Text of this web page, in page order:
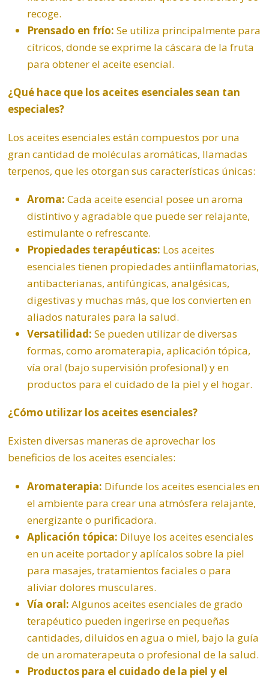
recoge.
Prensado en frío: Se utiliza principalmente para
cítricos, donde se exprime la cáscara de la fruta
para obtener el aceite esencial.
¿Qué hace que los aceites esenciales sean tan
especiales?
Los aceites esenciales están compuestos por una
gran cantidad de moléculas aromáticas, llamadas
terpenos, que les otorgan sus características únicas:
Aroma: Cada aceite esencial posee un aroma
distintivo y agradable que puede ser relajante,
estimulante o refrescante.
Propiedades terapéuticas: Los aceites
esenciales tienen propiedades antiinflamatorias,
antibacterianas, antifúngicas, analgésicas,
digestivas y muchas más, que los convierten en
aliados naturales para la salud.
Versatilidad: Se pueden utilizar de diversas
formas, como aromaterapia, aplicación tópica,
vía oral (bajo supervisión profesional) y en
productos para el cuidado de la piel y el hogar.
¿Cómo utilizar los aceites esenciales?
Existen diversas maneras de aprovechar los
beneficios de los aceites esenciales:
Aromaterapia: Difunde los aceites esenciales en
el ambiente para crear una atmósfera relajante,
energizante o purificadora.
Aplicación tópica: Diluye los aceites esenciales
en un aceite portador y aplícalos sobre la piel
para masajes, tratamientos faciales o para
aliviar dolores musculares.
Vía oral: Algunos aceites esenciales de grado
terapéutico pueden ingerirse en pequeñas
cantidades, diluidos en agua o miel, bajo la guía
de un aromaterapeuta o profesional de la salud.
Productos para el cuidado de la piel y el